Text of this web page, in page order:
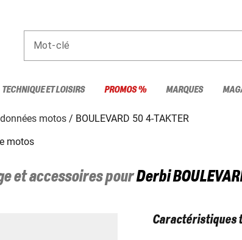
Mot-clé
TECHNIQUE ET LOISIRS PROMOS % MARQUES
motos
BOULEVARD 50 4-TAKTER
motos
et accessoires pourDerbi
Caractéristiques